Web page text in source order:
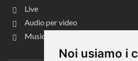
Noi usiamo i
Live
Audio per video
Music Life
CONTATTACI